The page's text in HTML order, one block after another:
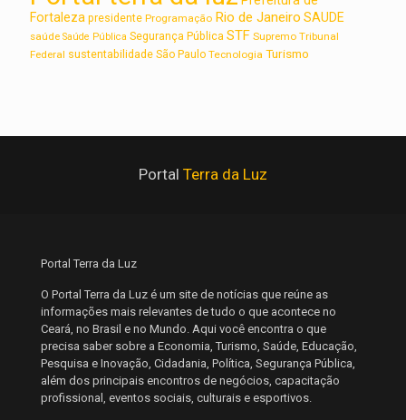
Fortaleza presidente Programação Rio de Janeiro SAUDE
saúde Saúde Pública Segurança Pública STF Supremo Tribunal
Federal sustentabilidade São Paulo Tecnologia Turismo
Portal Terra da Luz
Portal Terra da Luz
O Portal Terra da Luz é um site de notícias que reúne as
informações mais relevantes de tudo o que acontece no
Ceará, no Brasil e no Mundo. Aqui você encontra o que
precisa saber sobre a Economia, Turismo, Saúde, Educação,
Pesquisa e Inovação, Cidadania, Política, Segurança Pública,
além dos principais encontros de negócios, capacitação
profissional, eventos sociais, culturais e esportivos.